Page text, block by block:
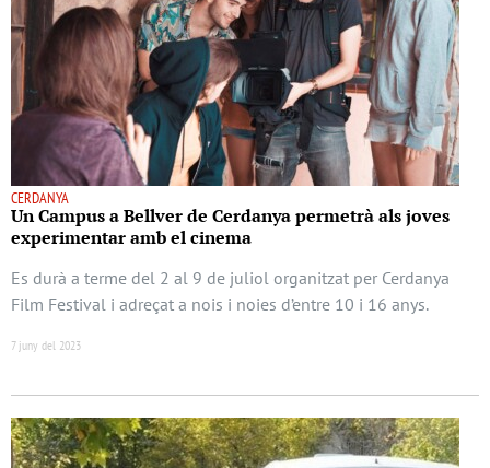
CERDANYA
Un Campus a Bellver de Cerdanya permetrà als joves
experimentar amb el cinema
Es durà a terme del 2 al 9 de juliol organitzat per Cerdanya
Film Festival i adreçat a nois i noies d’entre 10 i 16 anys.
7 juny del 2023